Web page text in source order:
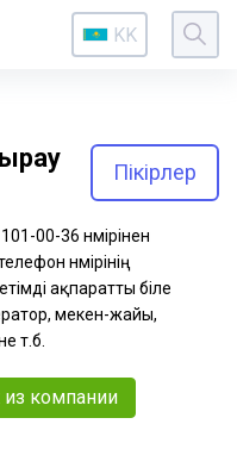
KK
Пікірлер
00-36 нөмірінен
нөмірінің
ақпаратты біле
мекен-жайы,
т.б.
компании